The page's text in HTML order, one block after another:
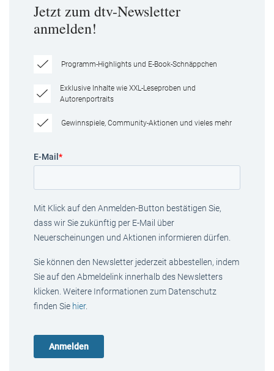
Jetzt zum dtv-Newsletter
anmelden!
Programm-Highlights und E-Book-Schnäppchen
Exklusive Inhalte wie XXL-Leseproben und
Autorenportraits
Gewinnspiele, Community-Aktionen und vieles mehr
E-Mail *
Mit Klick auf den Anmelden-Button bestätigen Sie,
dass wir Sie zukünftig per E-Mail über
Neuerscheinungen und Aktionen informieren dürfen.
Sie können den Newsletter jederzeit abbestellen, indem
Sie auf den Abmeldelink innerhalb des Newsletters
klicken. Weitere Informationen zum Datenschutz
finden Sie hier.